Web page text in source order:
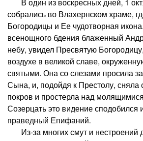
собрались во Влахернском храме,
Богородицы и Ее чудотворная
всенощного бдения блаженный
небу, увидел Пресвятую
воздухе в великой славе,
святыми. Она со слезами просила
Сына, и, подойдя к Престолу, сняла
покров и простерла над
Созерцать это видение сподобился
праведный Епифаний.
Из-за многих смут и нестроений